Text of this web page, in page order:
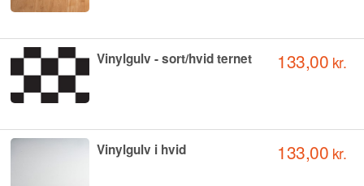
Vinylgulv - sort/hvid ternet 133,00 kr.
Vinylgulv i hvid 133,00 kr.